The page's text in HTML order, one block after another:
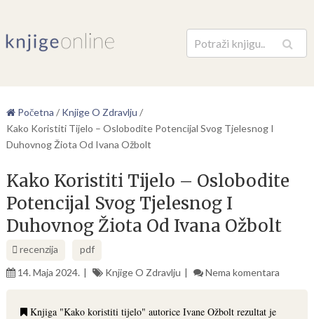
Pretraga
Početna / Knjige O Zdravlju /
Kako Koristiti Tijelo – Oslobodite Potencijal Svog Tjelesnog I
Duhovnog Žiota Od Ivana Ožbolt
Kako Koristiti Tijelo – Oslobodite
Potencijal Svog Tjelesnog I
Duhovnog Žiota Od Ivana Ožbolt
recenzija
pdf
14. Maja 2024.
Knjige O Zdravlju Nema komentara
Knjiga "Kako koristiti tijelo" autorice Ivane Ožbolt rezultat je